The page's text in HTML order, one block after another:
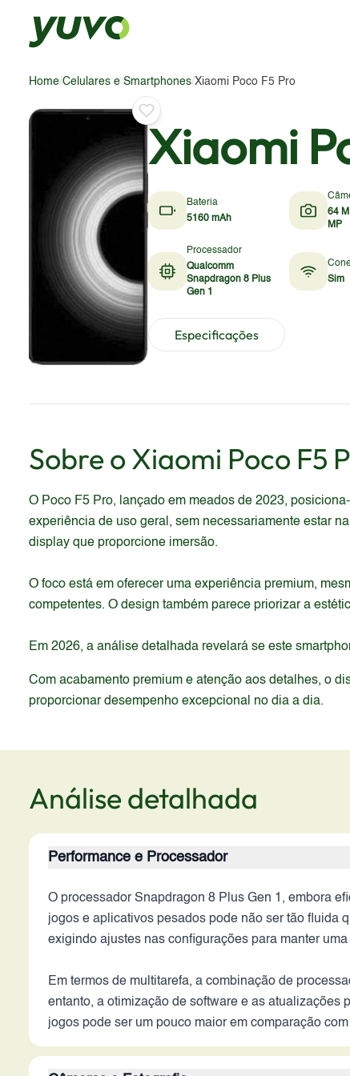
Home/Celulares e Smartphones/Xiaomi Poco F5 Pro
Xiaomi
Bateria
5160 mAh
64
MP
Processador
Qualcomm
Snapdragon 8 Plus
Gen 1
Sim
Especificações
Sobre o Xiaomi Poco F5
O Poco F5 Pro, lançado em meados de 2023,
experiência de uso geral, sem necessariamente estar
display que proporcione imersão.
O foco está em oferecer uma experiência premium,
competentes. O design também parece priorizar a
Em 2026, a análise detalhada revelará se este
Com acabamento premium e atenção aos detalhes, o
proporcionar desempenho excepcional no dia a dia.
Análise detalhada
Performance e Processador
O processador Snapdragon 8 Plus Gen 1, embora
jogos e aplicativos pesados pode não ser tão fluida
exigindo ajustes nas configurações para manter
Em termos de multitarefa, a combinação de
entanto, a otimização de software e as atualizações
jogos pode ser um pouco maior em comparação